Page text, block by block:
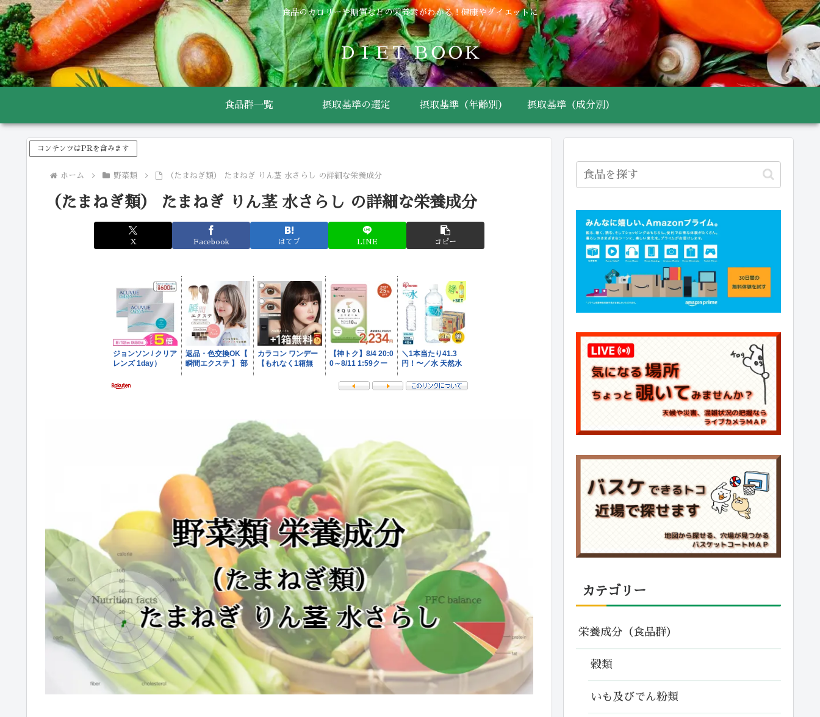
食品のカロリーや糖質などの栄養素がわかる！健康やダイエットに
ＤＩＥＴ ＢＯＯＫ
食品群一覧 摂取基準の選定 摂取基準（年齢別） 摂取基準（成分別）
コンテンツはPRを含みます
ホーム 野菜類 （たまねぎ類） たまねぎ りん茎 水さらし の詳細な栄養成分
（たまねぎ類） たまねぎ りん茎 水さらし の詳細な栄養成分
X Facebook はてブ LINE コピー
カテゴリー
栄養成分（食品群）
穀類
いも及びでん粉類